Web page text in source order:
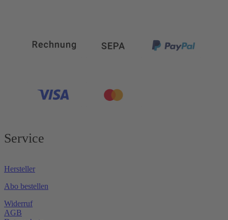
Service
Hersteller
Abo bestellen
Widerruf
AGB